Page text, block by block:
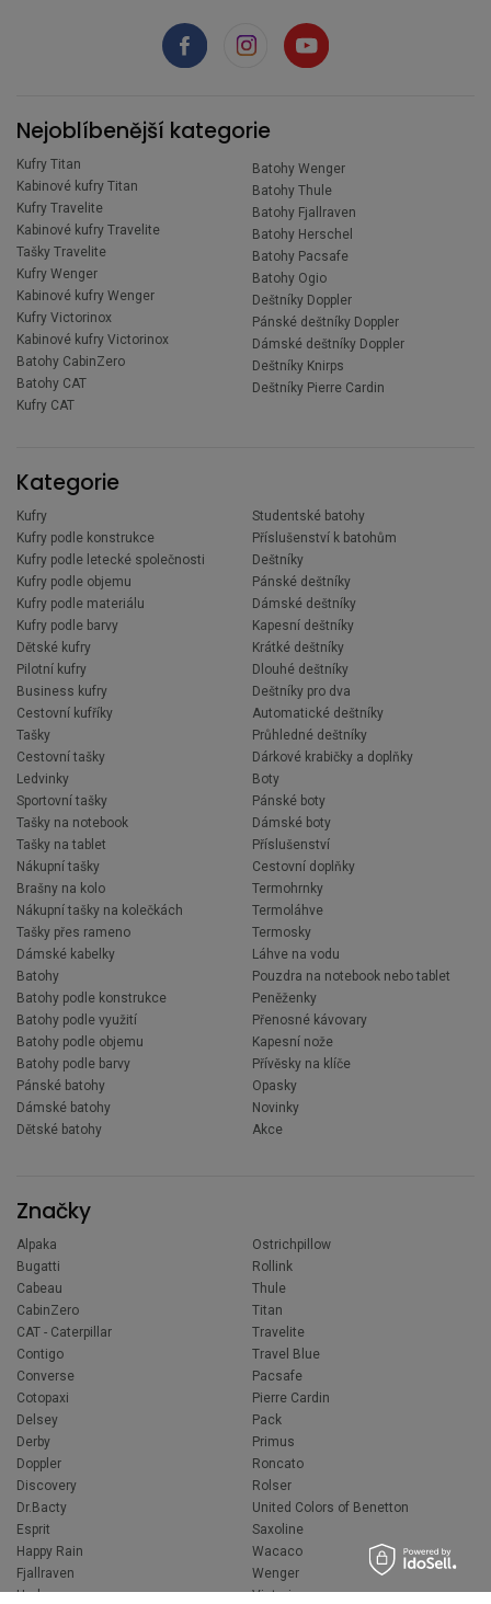
Nejoblíbenější kategorie
Kufry Titan
Kabinové kufry Titan
Kufry Travelite
Kabinové kufry Travelite
Tašky Travelite
Kufry Wenger
Kabinové kufry Wenger
Kufry Victorinox
Kabinové kufry Victorinox
Batohy CabinZero
Batohy CAT
Kufry CAT
Batohy Wenger
Batohy Thule
Batohy Fjallraven
Batohy Herschel
Batohy Pacsafe
Batohy Ogio
Deštníky Doppler
Pánské deštníky Doppler
Dámské deštníky Doppler
Deštníky Knirps
Deštníky Pierre Cardin
Kategorie
Kufry
Kufry podle konstrukce
Kufry podle letecké společnosti
Kufry podle objemu
Kufry podle materiálu
Kufry podle barvy
Dětské kufry
Pilotní kufry
Business kufry
Cestovní kufříky
Tašky
Cestovní tašky
Ledvinky
Sportovní tašky
Tašky na notebook
Tašky na tablet
Nákupní tašky
Brašny na kolo
Nákupní tašky na kolečkách
Tašky přes rameno
Dámské kabelky
Batohy
Batohy podle konstrukce
Batohy podle využití
Batohy podle objemu
Batohy podle barvy
Pánské batohy
Dámské batohy
Dětské batohy
Studentské batohy
Příslušenství k batohům
Deštníky
Pánské deštníky
Dámské deštníky
Kapesní deštníky
Krátké deštníky
Dlouhé deštníky
Deštníky pro dva
Automatické deštníky
Průhledné deštníky
Dárkové krabičky a doplňky
Boty
Pánské boty
Dámské boty
Příslušenství
Cestovní doplňky
Termohrnky
Termoláhve
Termosky
Láhve na vodu
Pouzdra na notebook nebo tablet
Peněženky
Přenosné kávovary
Kapesní nože
Přívěsky na klíče
Opasky
Novinky
Akce
Značky
Alpaka
Bugatti
Cabeau
CabinZero
CAT - Caterpillar
Contigo
Converse
Cotopaxi
Delsey
Derby
Doppler
Discovery
Dr.Bacty
Esprit
Happy Rain
Fjallraven
Hedgren
Ostrichpillow
Rollink
Thule
Titan
Travelite
Travel Blue
Pacsafe
Pierre Cardin
Pack
Primus
Roncato
Rolser
United Colors of Benetton
Saxoline
Wacaco
Wenger
Victorinox